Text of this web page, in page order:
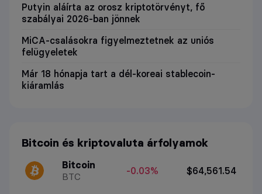
Putyin aláírta az orosz kriptotörvényt, fő
szabályai 2026-ban jönnek
MiCA-csalásokra figyelmeztetnek az uniós
felügyeletek
Már 18 hónapja tart a dél-koreai stablecoin-
kiáramlás
Bitcoin és kriptovaluta árfolyamok
Bitcoin
BTC
-0.03% $64,561.54